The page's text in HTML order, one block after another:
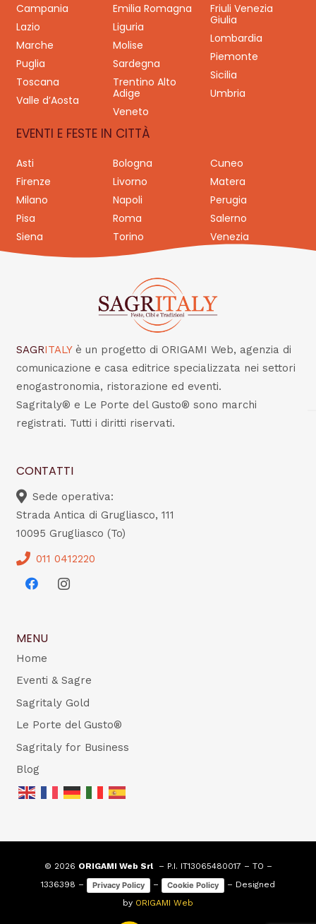
Campania
Emilia Romagna
Friuli Venezia
Giulia
Lazio
Liguria
Lombardia
Marche
Molise
Piemonte
Puglia
Sardegna
Sicilia
Toscana
Trentino Alto
Adige
Umbria
Valle d’Aosta
Veneto
EVENTI E FESTE IN CITTÀ
Asti Bologna
Cuneo
Firenze
Livorno
Matera
Milano
Napoli
Perugia
Pisa
Roma
Salerno
Siena
Torino Venezia
SAGRITALY è un progetto di ORIGAMI Web, agenzia di
comunicazione e casa editrice specializzata nei settori
enogastronomia, ristorazione ed eventi.
Sagritaly® e Le Porte del Gusto® sono marchi
registrati. Tutti i diritti riservati.
CONTATTI
Sede operativa:
Strada Antica di Grugliasco, 111
10095 Grugliasco (To)
011 0412220
MENU
Home
Eventi & Sagre
Sagritaly Gold
Le Porte del Gusto®
Sagritaly for Business
Blog
© 2026 ORIGAMI Web Srl– P.I. IT13065480017 – TO –
1336398 –
Privacy Policy – Cookie Policy
– Designed
by ORIGAMI Web